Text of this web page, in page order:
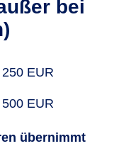
bei
EUR
EUR
übernimmt